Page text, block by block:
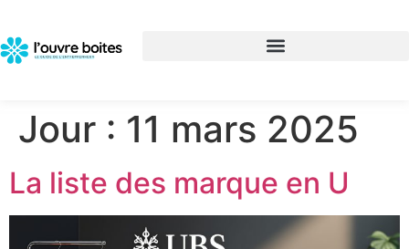
Jour : 11 mars 2025
La liste des marque en U